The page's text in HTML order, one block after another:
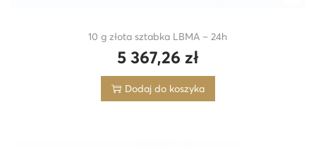
10 g złota sztabka LBMA – 24h
5 367,26 zł
Dodaj do koszyka